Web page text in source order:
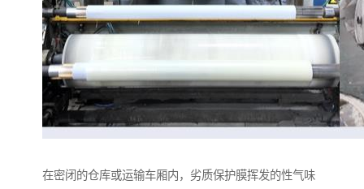
在密闭的仓库或运输车厢内，劣质保护膜挥发的性气味